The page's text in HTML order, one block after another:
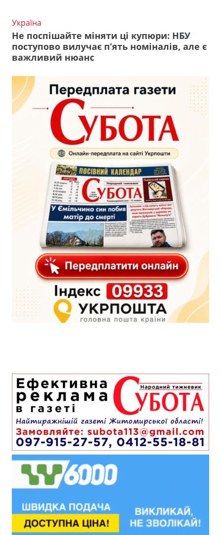
Україна
Не поспішайте міняти ці купюри: НБУ
поступово вилучає п’ять номіналів, але є
важливий нюанс